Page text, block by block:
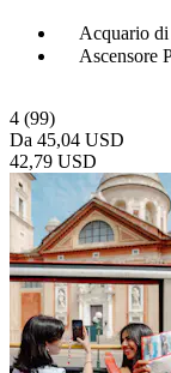
Acquario di
Ascensore
4 (99)
Da 45,04 USD
42,79 USD